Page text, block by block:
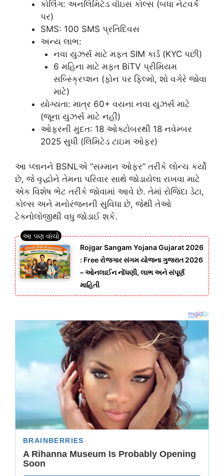
કોલિંગ: અનલિમિટેડ વૉઇસ કોલ્સ (બધા નેટવર્ક
પર)
SMS: 100 SMS પ્રતિદિવસ
અન્ય લાભ:
નવા યુઝર્સ માટે મફત SIM કાર્ડ (KYC પછી)
6 મહિના માટે મફત BiTV પ્રીમિયમ
સબ્સ્ક્રિપ્શન (ફોન પર ફિલ્મો, શો વગેરે જોવા
માટે)
યોગ્યતા: માત્ર 60+ વયના નવા યુઝર્સ માટે
(જૂના યુઝર્સ માટે નહીં)
ઓફરની મુદત: 18 ઓક્ટોબરથી 18 નવેમ્બર
2025 સુધી (લિમિટેડ ટાઇમ ઓફર)
આ પ્લાનને BSNLએ “સમ્માન ઓફર” તરીકે લોન્ચ કર્યો
છે, જે વૃદ્ધોને તેમના પરિવાર સાથે જોડાયેલા રાખવા માટે
એક વિશેષ ભેટ તરીકે જોવામાં આવે છે. તેમાં રોજિંદા ડેટા,
કોલ્સ અને મનોરંજનની સુવિધા છે, જેથી તેઓ
ટેક્નોલોજીથી વધુ જોડાઈ શકે.
Rojgar Sangam Yojana Gujarat 2026
: Free રોજગાર સંગમ યોજના ગુજરાત 2026
– ઓનલાઈન નોંધણી, લાભ અને સંપૂર્ણ
માહિતી